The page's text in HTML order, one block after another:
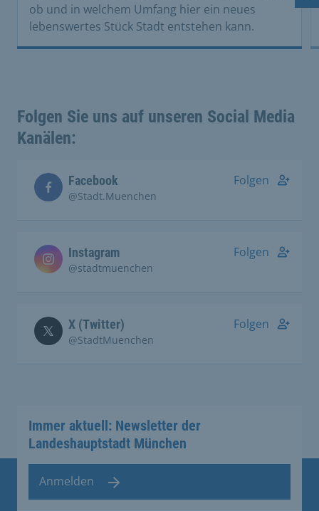
ob und in welchem Umfang hier ein neues
lebenswertes Stück Stadt entstehen kann.
Folgen Sie uns auf unseren Social Media
Kanälen:
Facebook
@Stadt.Muenchen
Folgen
Instagram
@stadtmuenchen
Folgen
X (Twitter)
@StadtMuenchen
Folgen
Immer aktuell: Newsletter der
Landeshauptstadt München
Anmelden